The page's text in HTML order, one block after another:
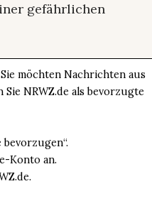
gefährlichen
Sie möchten Nachrichten aus
NRWZ.de als bevorzugte
Konto an.